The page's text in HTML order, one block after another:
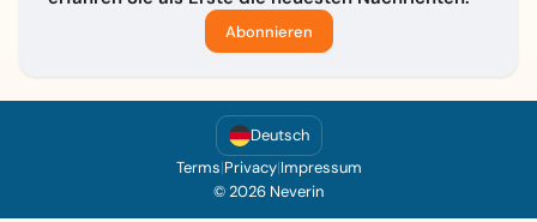
Abonnieren
Deutsch
Terms|Privacy|Impressum
© 2026 Neverin